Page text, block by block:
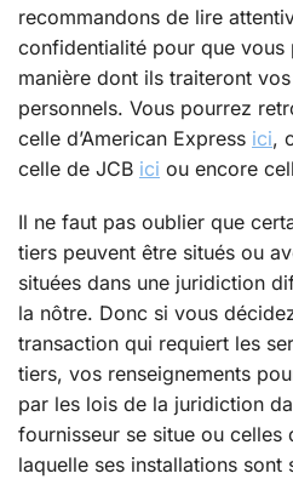
recommandons de lire
confidentialité pour que vous
manière dont ils traiteront
personnels. Vous pourrez
celle d’American Express ici,
celle de JCB ici ou encore
Il ne faut pas oublier que
tiers peuvent être situés ou
situées dans une juridiction
la nôtre. Donc si vous
transaction qui requiert les
tiers, vos renseignements
par les lois de la juridiction
fournisseur se situe ou celles
laquelle ses installations sont